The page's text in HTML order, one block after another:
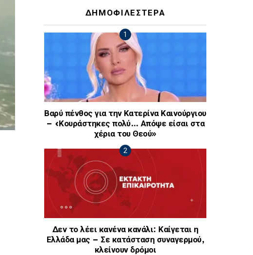
ΔΗΜΟΦΙΛΕΣΤΕΡΑ
Βαρύ πένθος για την Κατερίνα Καινούργιου
– «Κουράστηκες πολύ… Απόψε είσαι στα
χέρια του Θεού»
Δεν το λέει κανένα κανάλι: Καίγεται η
Ελλάδα μας – Σε κατάσταση συναγερμού,
κλείνουν δρόμοι